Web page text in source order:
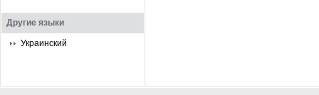
Другие языки
Украинский